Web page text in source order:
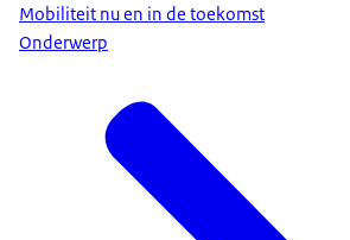
Mobiliteit nu en in de toekomst
Onderwerp